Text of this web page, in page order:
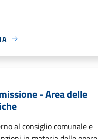
- Area delle
al consiglio comunale e